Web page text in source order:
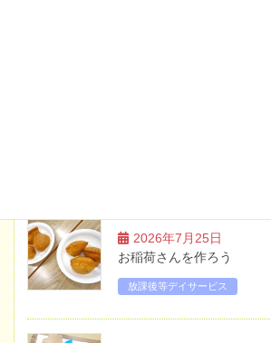
2026年7月25日
お稲荷さんを作ろう
放課後等デイサービス